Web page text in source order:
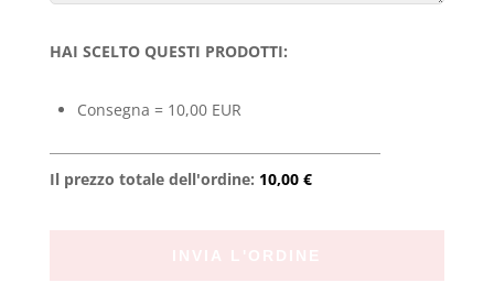
HAI SCELTO QUESTI PRODOTTI:
Consegna = 10,00 EUR
Il prezzo totale dell'ordine: 10,00 €